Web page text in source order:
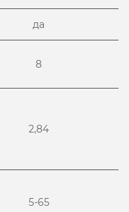
да
8
2,84
5-65